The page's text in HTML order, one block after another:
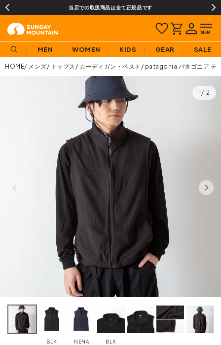
当店での取扱商品は全て正規品です
MEN WOMEN KIDS GEAR SALE
HOME メンズ トップス カーディガン・ベスト patagonia パタゴニア テ
1/12
BLK NENA BLK